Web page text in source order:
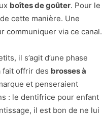
boîtes de goûter. Pour le
cette manière. Une
communiquer via ce canal.
il s’agit d’une phase
fait offrir des brosses à
et penseraient
: le dentifrice pour enfant
il est bon de ne lui